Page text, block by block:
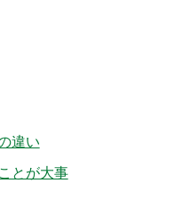
違い
とが大事